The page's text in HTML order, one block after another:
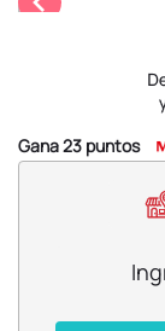
Gana23 puntos
9.
chiikawas
cosmetiquera